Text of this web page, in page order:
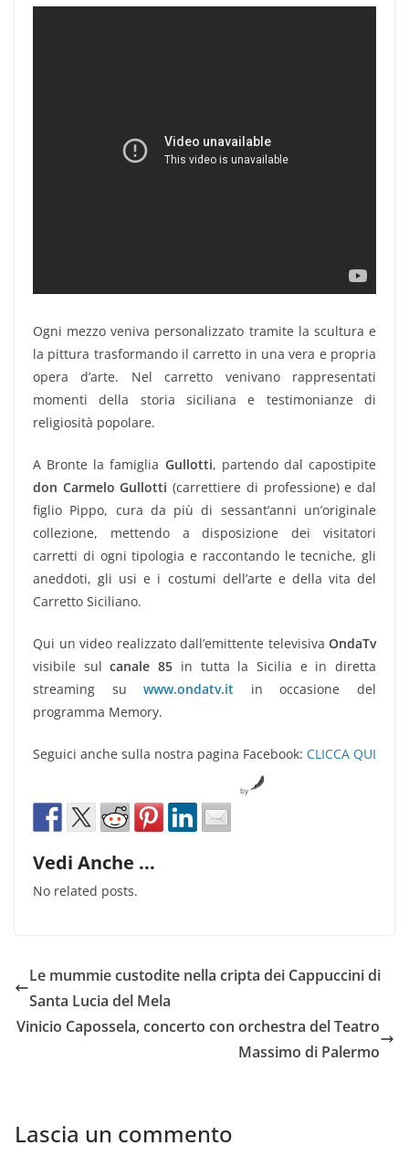
Ogni mezzo veniva personalizzato tramite la scultura e
la pittura trasformando il carretto in una vera e propria
opera d’arte. Nel carretto venivano rappresentati
momenti della storia siciliana e testimonianze di
religiosità popolare.
A Bronte la famiglia Gullotti, partendo dal capostipite
don Carmelo Gullotti(carrettiere di professione) e dal
figlio Pippo, cura da più di sessant’anni un’originale
collezione, mettendo a disposizione dei visitatori
carretti di ogni tipologia e raccontando le tecniche, gli
aneddoti, gli usi e i costumi dell’arte e della vita del
Carretto Siciliano.
Qui un video realizzato dall’emittente televisiva OndaTv
visibile sulcanale 85 in tutta la Sicilia e in diretta
streaming suwww.ondatv.it
in occasione del
programma Memory.
Seguici anche sulla nostra pagina Facebook: CLICCA QUI
by
Vedi Anche ...
No related posts.
Le mummie custodite nella cripta dei Cappuccini di
Santa Lucia del Mela
Vinicio Capossela, concerto con orchestra del Teatro
Massimo di Palermo
Lascia un commento